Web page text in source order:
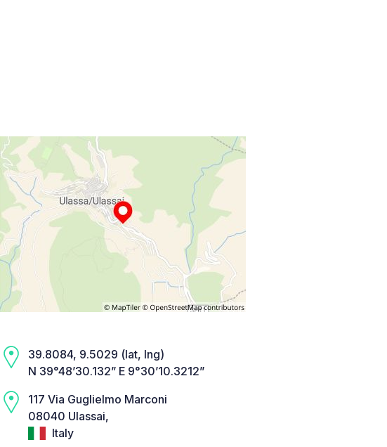
39.8084, 9.5029 (lat, lng)
N 39°48’30.132” E 9°30’10.3212”
117 Via Guglielmo Marconi
08040 Ulassai,
Italy